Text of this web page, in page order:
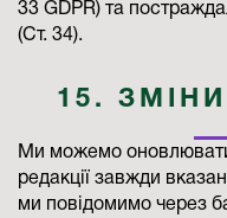
33 GDPR) та
(Ст. 34).
15.
Ми можемо оновлювати
редакції завжди
ми повідомимо через